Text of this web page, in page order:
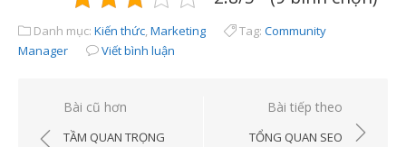
Danh mục: Kiến thức,Marketing Tag: Community
Manager
Viết bình luận
Điều
hướng
Bài cũ hơn
TẦM QUAN TRỌNG
Bài tiếp theo
TỔNG QUAN SEO